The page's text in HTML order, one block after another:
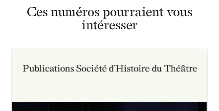
Ces numéros pourraient vous
intéresser